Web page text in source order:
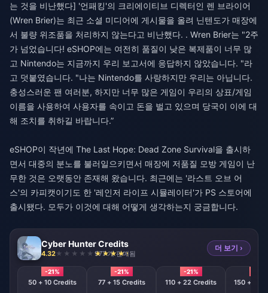
는 것을 비난했다] '언패킹'의 크리에이티브 디렉터인 렌 브라이어
(Wren Brier)는 최근 소셜 미디어에 게시물을 올려 닌텐도가 매장에
서 불량 위조품을 처리하지 않는다고 비난했다. . Wren Brier는 "2주
가 넘었습니다! eSHOP에는 여전히 품질이 낮은 복제품이 너무 많
고 Nintendo는 지금까지 우리 보고서에 응답하지 않았습니다. "라
고 덧붙였습니다. "나는 Nintendo를 사랑하지만 우리는 아닙니다.
충성스러운 팬 여러분, 하지만 너무 많은 게임이 우리의 상표/게임
이름을 사용하여 사용자를 속이고 돈을 벌고 있으며 당국이 이에 대
해 조치를 취하길 바랍니다.”
eSHOP이 작년에 The Last Hope: Dead Zone Survival을 출시하
면서 대중의 분노를 불러일으키면서 매장에 저품질 모방 게임이 난
무한 것은 오랫동안 존재해 왔습니다. 최근에는 '라스트 오브 어
스'의 카피캣이기도 한 '레인저 라이프 시뮬레이터'가 PS 스토어에
출시됐다. 모두가 이것에 대해 어떻게 생각하는지 궁금합니다.
Cyber Hunter Credits
4.32 977 개 판매됨
더 보기 ›
-21%
50 + 10 Credits
-21%
77 + 15 Credits
-21%
110 + 22 Credits 150 + 30